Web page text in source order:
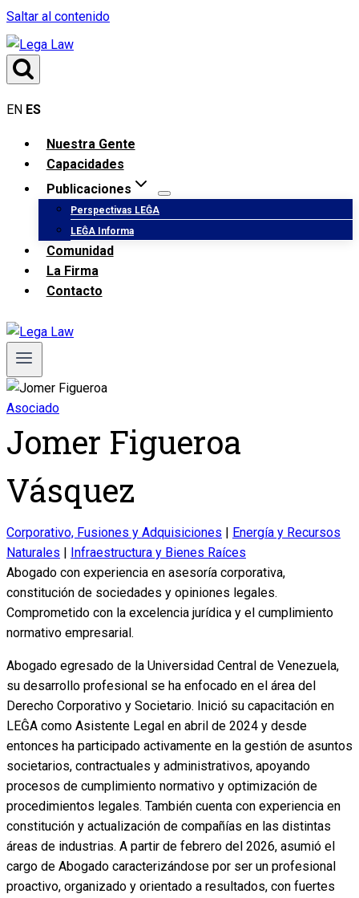
Saltar al contenido
EN ES
Nuestra Gente
Capacidades
Publicaciones
Perspectivas LEĜA
LEĜA Informa
Comunidad
La Firma
Contacto
Asociado
Jomer Figueroa
Vásquez
Corporativo, Fusiones y Adquisiciones | Energía y Recursos
Naturales | Infraestructura y Bienes Raíces
Abogado con experiencia en asesoría corporativa,
constitución de sociedades y opiniones legales.
Comprometido con la excelencia jurídica y el cumplimiento
normativo empresarial.
Abogado egresado de la Universidad Central de Venezuela,
su desarrollo profesional se ha enfocado en el área del
Derecho Corporativo y Societario. Inició su capacitación en
LEĜA como Asistente Legal en abril de 2024 y desde
entonces ha participado activamente en la gestión de asuntos
societarios, contractuales y administrativos, apoyando
procesos de cumplimiento normativo y optimización de
procedimientos legales. También cuenta con experiencia en
constitución y actualización de compañías en las distintas
áreas de industrias. A partir de febrero del 2026, asumió el
cargo de Abogado caracterizándose por ser un profesional
proactivo, organizado y orientado a resultados, con fuertes